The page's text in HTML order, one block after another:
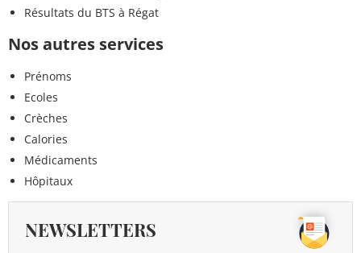
Résultats du BTS à Régat
Nos autres services
Prénoms
Ecoles
Crèches
Calories
Médicaments
Hôpitaux
NEWSLETTERS